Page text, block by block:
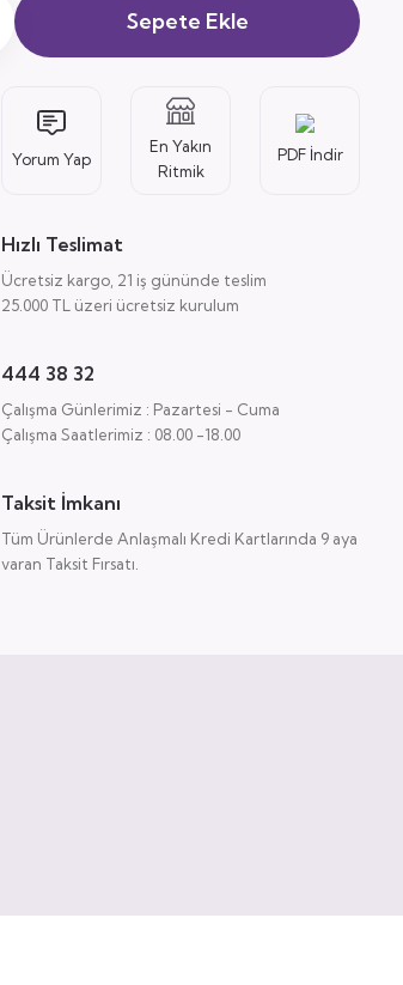
Sepete Ekle
Yorum Yap
En Yakın
Ritmik
PDF İndir
Hızlı Teslimat
Ücretsiz kargo, 21 iş gününde teslim
25.000 TL üzeri ücretsiz kurulum
444 38 32
Çalışma Günlerimiz : Pazartesi - Cuma
Çalışma Saatlerimiz : 08.00 -18.00
Taksit İmkanı
Tüm Ürünlerde Anlaşmalı Kredi Kartlarında 9 aya
varan Taksit Fırsatı.